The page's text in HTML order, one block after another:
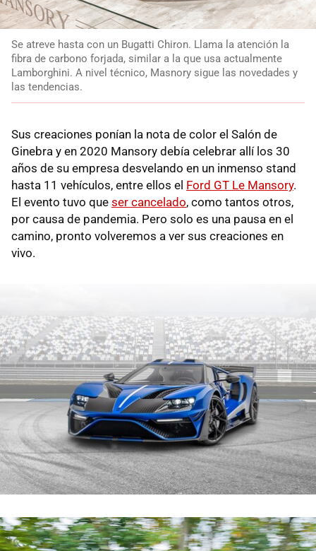
Se atreve hasta con un Bugatti Chiron. Llama la atención la
fibra de carbono forjada, similar a la que usa actualmente
Lamborghini. A nivel técnico, Masnory sigue las novedades y
las tendencias.
Sus creaciones ponían la nota de color el Salón de
Ginebra y en 2020 Mansory debía celebrar allí los 30
años de su empresa desvelando en un inmenso stand
hasta 11 vehículos, entre ellos el Ford GT Le Mansory.
El evento tuvo que ser cancelado, como tantos otros,
por causa de pandemia. Pero solo es una pausa en el
camino, pronto volveremos a ver sus creaciones en
vivo.